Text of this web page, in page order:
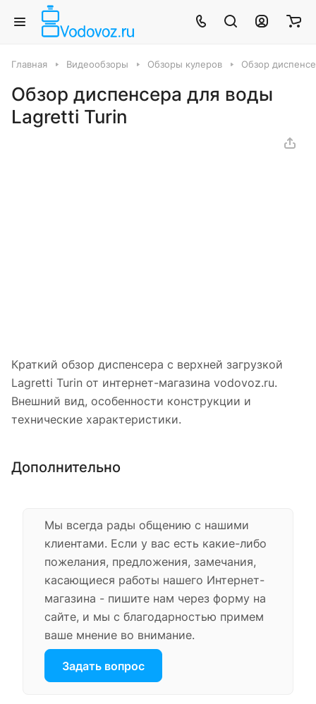
Главная Видеообзоры Обзоры кулеров Обзор
Обзор диспенсера для воды
Lagretti Turin
Краткий обзор диспенсера с верхней загрузкой
Lagretti Turin от интернет-магазина vodovoz.ru.
Внешний вид, особенности конструкции и
технические характеристики.
Дополнительно
Мы всегда рады общению с нашими
клиентами. Если у вас есть какие-либо
пожелания, предложения, замечания,
касающиеся работы нашего Интернет-
магазина - пишите нам через форму на
сайте, и мы с благодарностью примем
ваше мнение во внимание.
Задать вопрос